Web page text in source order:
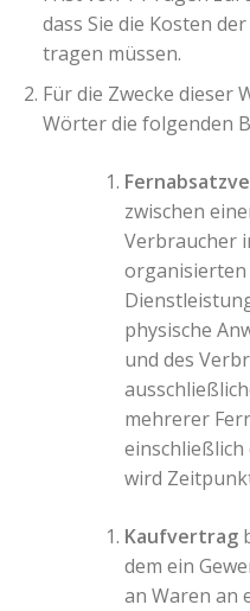
dass Sie die Kosten
tragen müssen.
Für die Zwecke dieser
Wörter die folgenden
zwischen
Verbraucher
organisierten
physische
und des
mehrerer
einschließlich
wird
Kaufvertrag
dem ein
an Waren an